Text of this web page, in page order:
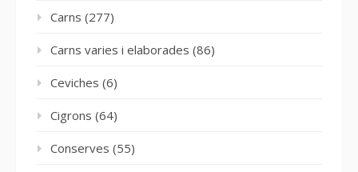
Carns (277)
Carns varies i elaborades (86)
Ceviches (6)
Cigrons (64)
Conserves (55)